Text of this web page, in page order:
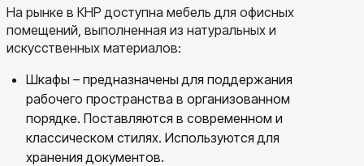
На рынке в КНР доступна мебель для офисных
помещений, выполненная из натуральных и
искусственных материалов:
Шкафы – предназначены для поддержания
рабочего пространства в организованном
порядке. Поставляются в современном и
классическом стилях. Используются для
хранения документов.